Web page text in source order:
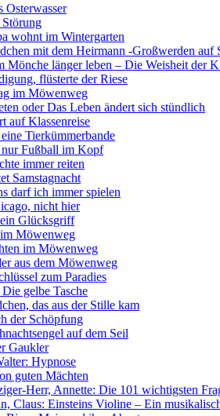
Osterwasser
wohnt im Wintergarten
mit dem Heirmann -Großwerden auf
Mönche länger leben – Die Weisheit der
flüsterte der Riese
im Möwenweg
oder Das Leben ändert sich stündlich
auf Klassenreise
Tierkümmerbande
Fußball im Kopf
immer reiten
Samstagnacht
darf ich immer spielen
nicht hier
Glücksgriff
Möwenweg
im Möwenweg
aus dem Möwenweg
zum Paradies
gelbe Tasche
das aus der Stille kam
der Schöpfung
auf dem Seil
Gaukler
Hypnose
guten Mächten
Herr, Annette: Die 101 wichtigsten
Claus: Einsteins Violine – Ein